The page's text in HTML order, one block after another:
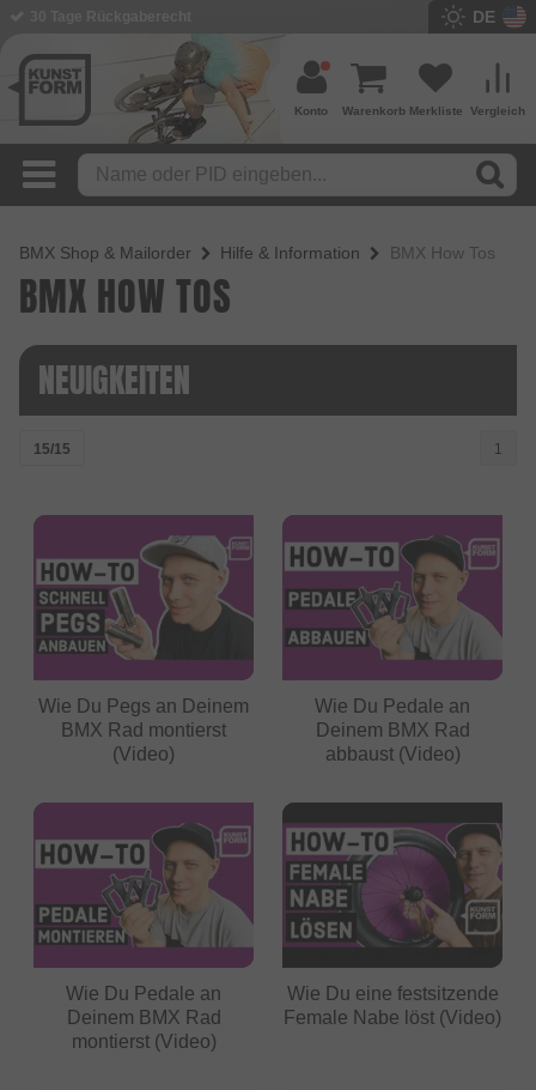
DE
Vergleich
Merkliste
Warenkorb
Konto
BMX Shop & Mailorder Hilfe & Information BMX How Tos
BMX HOW TOS
NEUIGKEITEN
15/15 1
Wie Du Pegs an Deinem
BMX Rad montierst
(Video)
Wie Du Pedale an
Deinem BMX Rad
abbaust (Video)
Wie Du Pedale an
Deinem BMX Rad
montierst (Video)
Wie Du eine festsitzende
Female Nabe löst (Video)